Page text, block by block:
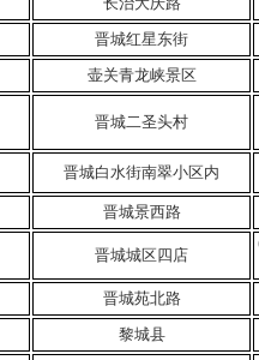
晋城红星东街
壶关青龙峡景区
晋城二圣头村
晋城白水街南翠小区内
晋城景西路
晋城城区四店
晋城苑北路
黎城县